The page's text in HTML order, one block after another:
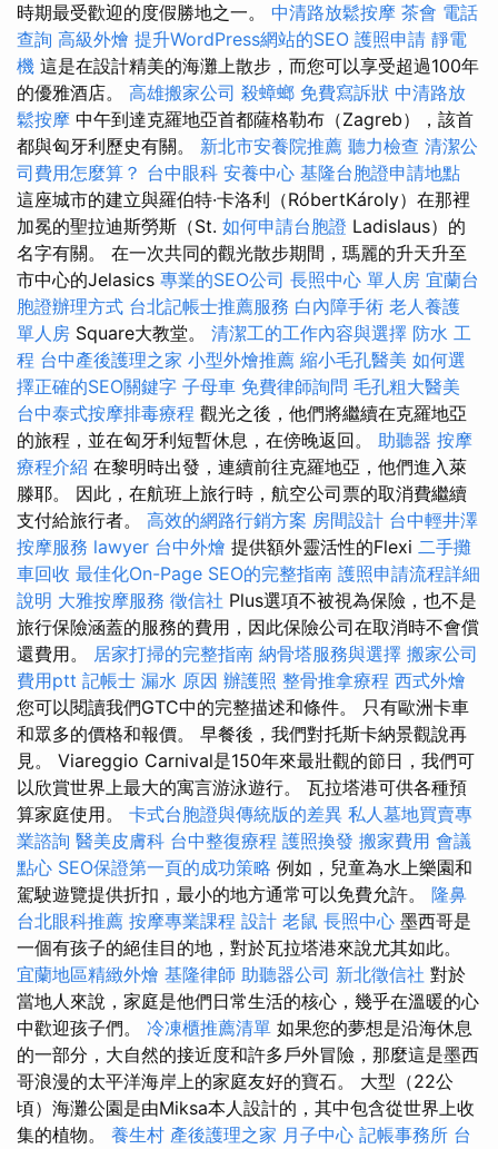
時期最受歡迎的度假勝地之一。 中清路放鬆按摩 茶會 電話
查詢 高級外燴 提升WordPress網站的SEO 護照申請 靜電
機 這是在設計精美的海灘上散步，而您可以享受超過100年
的優雅酒店。 高雄搬家公司 殺蟑螂 免費寫訴狀 中清路放
鬆按摩 中午到達克羅地亞首都薩格勒布（Zagreb），該首
都與匈牙利歷史有關。 新北市安養院推薦 聽力檢查 清潔公
司費用怎麼算？ 台中眼科 安養中心 基隆台胞證申請地點
這座城市的建立與羅伯特·卡洛利（RóbertKároly）在那裡
加冕的聖拉迪斯勞斯（St. 如何申請台胞證 Ladislaus）的
名字有關。 在一次共同的觀光散步期間，瑪麗的升天升至
市中心的Jelasics 專業的SEO公司 長照中心 單人房 宜蘭台
胞證辦理方式 台北記帳士推薦服務 白內障手術 老人養護
單人房 Square大教堂。 清潔工的工作內容與選擇 防水 工
程 台中產後護理之家 小型外燴推薦 縮小毛孔醫美 如何選
擇正確的SEO關鍵字 子母車 免費律師詢問 毛孔粗大醫美
台中泰式按摩排毒療程 觀光之後，他們將繼續在克羅地亞
的旅程，並在匈牙利短暫休息，在傍晚返回。 助聽器 按摩
療程介紹 在黎明時出發，連續前往克羅地亞，他們進入萊
滕耶。 因此，在航班上旅行時，航空公司票的取消費繼續
支付給旅行者。 高效的網路行銷方案 房間設計 台中輕井澤
按摩服務 lawyer 台中外燴 提供額外靈活性的Flexi 二手攤
車回收 最佳化On-Page SEO的完整指南 護照申請流程詳細
說明 大雅按摩服務 徵信社 Plus選項不被視為保險，也不是
旅行保險涵蓋的服務的費用，因此保險公司在取消時不會償
還費用。 居家打掃的完整指南 納骨塔服務與選擇 搬家公司
費用ptt 記帳士 漏水 原因 辦護照 整骨推拿療程 西式外燴
您可以閱讀我們GTC中的完整描述和條件。 只有歐洲卡車
和眾多的價格和報價。 早餐後，我們對托斯卡納景觀說再
見。 Viareggio Carnival是150年來最壯觀的節日，我們可
以欣賞世界上最大的寓言游泳遊行。 瓦拉塔港可供各種預
算家庭使用。 卡式台胞證與傳統版的差異 私人墓地買賣專
業諮詢 醫美皮膚科 台中整復療程 護照換發 搬家費用 會議
點心 SEO保證第一頁的成功策略 例如，兒童為水上樂園和
駕駛遊覽提供折扣，最小的地方通常可以免費允許。 隆鼻
台北眼科推薦 按摩專業課程 設計 老鼠 長照中心 墨西哥是
一個有孩子的絕佳目的地，對於瓦拉塔港來說尤其如此。
宜蘭地區精緻外燴 基隆律師 助聽器公司 新北徵信社 對於
當地人來說，家庭是他們日常生活的核心，幾乎在溫暖的心
中歡迎孩子們。 冷凍櫃推薦清單 如果您的夢想是沿海休息
的一部分，大自然的接近度和許多戶外冒險，那麼這是墨西
哥浪漫的太平洋海岸上的家庭友好的寶石。 大型（22公
頃）海灘公園是由Miksa本人設計的，其中包含從世界上收
集的植物。 養生村 產後護理之家 月子中心 記帳事務所 台